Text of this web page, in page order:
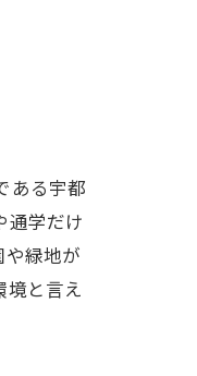
ある宇都
通学だけ
緑地が
と言え